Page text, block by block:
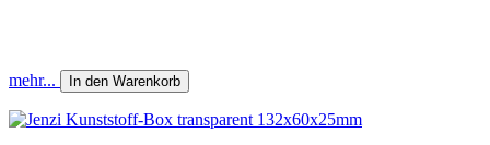
mehr... In den Warenkorb